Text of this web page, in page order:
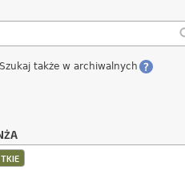
Szukaj także w archiwalnych